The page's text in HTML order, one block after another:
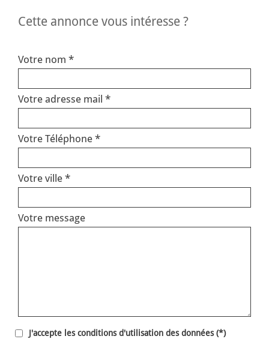
cette annonce vous intéresse ?
Votre nom *
Votre adresse mail *
Votre Téléphone *
Votre ville *
Votre message
J'accepte les conditions d'utilisation des données (*)